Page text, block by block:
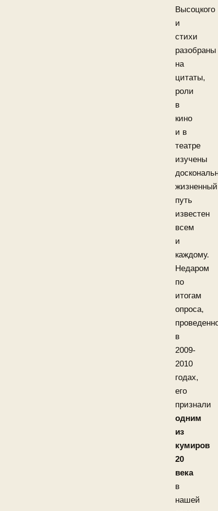
Высоцкого
и
стихи
разобраны
на
цитаты,
роли
в
кино
и в
театре
изучены
жизненный
путь
известен
всем
и
каждому.
Недаром
по
итогам
опроса,
в
2009-
2010
годах,
его
признали
одним
из
кумиров
20
века
в
нашей